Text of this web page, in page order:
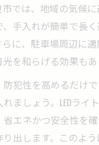
では、地域の気候
手入れが簡単で長
らに、駐車場周辺に
を和らげる効果もあ
犯性を高めるだけ
ましょう。LEDライ
エネかつ安全性を
出します。このよ